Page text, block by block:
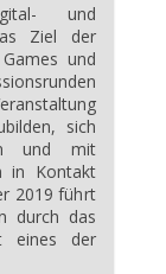
und
Ziel der
und
sich
und mit
in Kontakt
2019 führt
durch das
eines der